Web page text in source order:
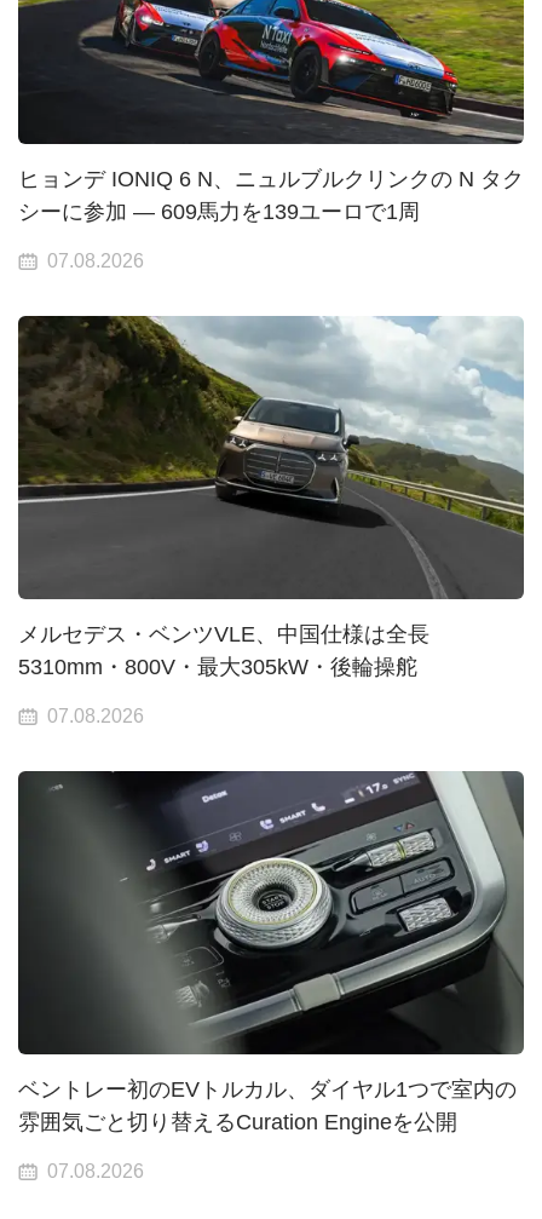
ヒョンデ IONIQ 6 N、ニュルブルクリンクの N タク
シーに参加 — 609馬力を139ユーロで1周
07.08.2026
メルセデス・ベンツVLE、中国仕様は全長
5310mm・800V・最大305kW・後輪操舵
07.08.2026
ベントレー初のEVトルカル、ダイヤル1つで室内の
雰囲気ごと切り替えるCuration Engineを公開
07.08.2026